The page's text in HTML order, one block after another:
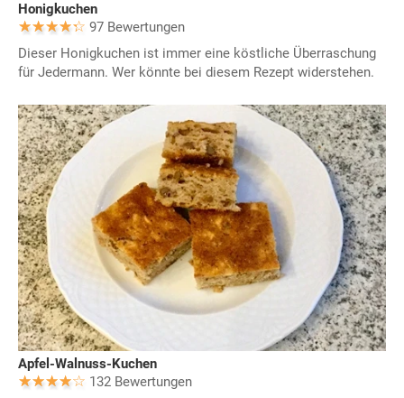
Honigkuchen
97 Bewertungen
Dieser Honigkuchen ist immer eine köstliche Überraschung
für Jedermann. Wer könnte bei diesem Rezept widerstehen.
Apfel-Walnuss-Kuchen
132 Bewertungen